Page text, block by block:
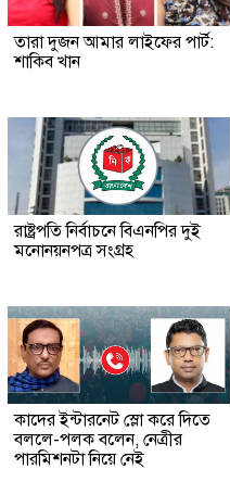
তারা দুজন আমার লাইফের পার্ট:
শাকিব খান
রাষ্ট্রপতি নির্বাচনে বিএনপির দুই
মনোনয়নপত্র সংগ্রহ
কাদের ইন্টারনেট স্লো করে দিতে
বললে-পলক বলেন, নেত্রীর
পারমিশনটা নিয়ে নেই